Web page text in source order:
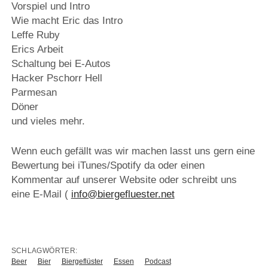
Vorspiel und Intro
Wie macht Eric das Intro
Leffe Ruby
Erics Arbeit
Schaltung bei E-Autos
Hacker Pschorr Hell
Parmesan
Döner
und vieles mehr.
Wenn euch gefällt was wir machen lasst uns gern eine
Bewertung bei iTunes/Spotify da oder einen
Kommentar auf unserer Website oder schreibt uns
eine E-Mail ( info@biergefluester.net
SCHLAGWÖRTER:
Beer
Bier Biergeflüster Essen Podcast